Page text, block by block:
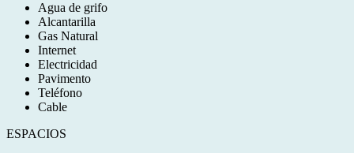
Agua de grifo
Alcantarilla
Gas Natural
Internet
Electricidad
Pavimento
Teléfono
Cable
ESPACIOS